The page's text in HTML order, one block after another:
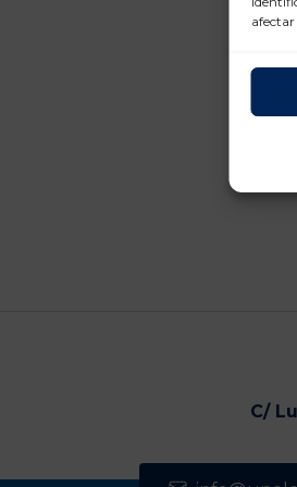
C/